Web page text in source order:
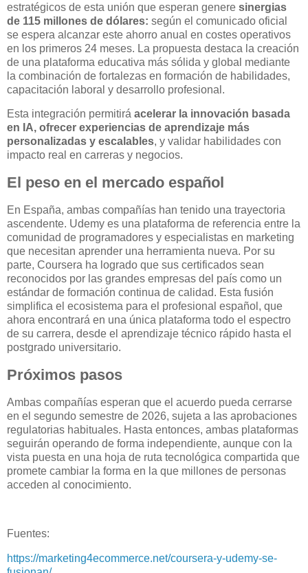
estratégicos de esta unión que esperan genere sinergias
de 115 millones de dólares: según el comunicado oficial
se espera alcanzar este ahorro anual en costes operativos
en los primeros 24 meses. La propuesta destaca la creación
de una plataforma educativa más sólida y global mediante
la combinación de fortalezas en formación de habilidades,
capacitación laboral y desarrollo profesional.
Esta integración permitirá acelerar la innovación basada
en IA, ofrecer experiencias de aprendizaje más
personalizadas y escalables, y validar habilidades con
impacto real en carreras y negocios.
El peso en el mercado español
En España, ambas compañías han tenido una trayectoria
ascendente. Udemy es una plataforma de referencia entre la
comunidad de programadores y especialistas en marketing
que necesitan aprender una herramienta nueva. Por su
parte, Coursera ha logrado que sus certificados sean
reconocidos por las grandes empresas del país como un
estándar de formación continua de calidad. Esta fusión
simplifica el ecosistema para el profesional español, que
ahora encontrará en una única plataforma todo el espectro
de su carrera, desde el aprendizaje técnico rápido hasta el
postgrado universitario.
Próximos pasos
Ambas compañías esperan que el acuerdo pueda cerrarse
en el segundo semestre de 2026, sujeta a las aprobaciones
regulatorias habituales. Hasta entonces, ambas plataformas
seguirán operando de forma independiente, aunque con la
vista puesta en una hoja de ruta tecnológica compartida que
promete cambiar la forma en la que millones de personas
acceden al conocimiento.
Fuentes:
https://marketing4ecommerce.net/coursera-y-udemy-se-